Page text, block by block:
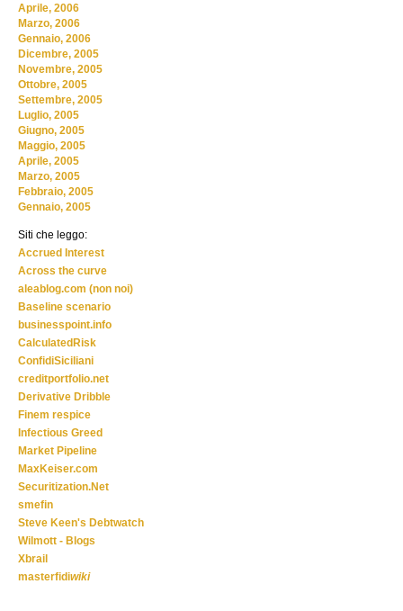
Aprile, 2006
Marzo, 2006
Gennaio, 2006
Dicembre, 2005
Novembre, 2005
Ottobre, 2005
Settembre, 2005
Luglio, 2005
Giugno, 2005
Maggio, 2005
Aprile, 2005
Marzo, 2005
Febbraio, 2005
Gennaio, 2005
Siti che leggo:
Accrued Interest
Across the curve
aleablog.com (non noi)
Baseline scenario
businesspoint.info
CalculatedRisk
ConfidiSiciliani
creditportfolio.net
Derivative Dribble
Finem respice
Infectious Greed
Market Pipeline
MaxKeiser.com
Securitization.Net
smefin
Steve Keen's Debtwatch
Wilmott - Blogs
Xbrail
masterfidiwiki